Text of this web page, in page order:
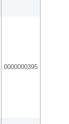
0000000395